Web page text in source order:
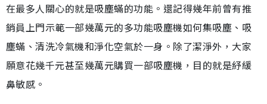
在最多人關心的就是吸塵蟎的功能。還記得幾年前曾有推
銷員上門示範一部幾萬元的多功能吸塵機如何集吸塵、吸
塵蟎、清洗冷氣機和淨化空氣於一身。除了潔淨外，大家
願意花幾千元甚至幾萬元購買一部吸塵機，目的就是紓緩
鼻敏感。